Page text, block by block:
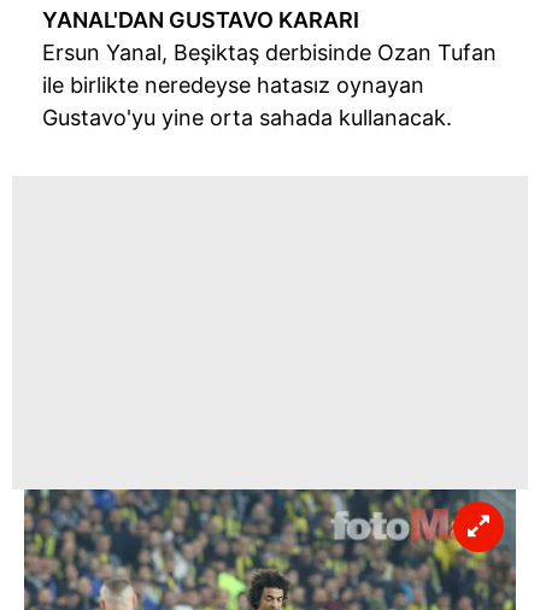
YANAL'DAN GUSTAVO KARARI
Ersun Yanal, Beşiktaş derbisinde Ozan Tufan
ile birlikte neredeyse hatasız oynayan
Gustavo'yu yine orta sahada kullanacak.